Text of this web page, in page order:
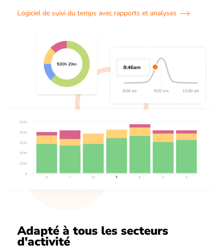
Logiciel de suivi du temps avec rapports et analyses
Adapté à tous les secteurs
d'activité